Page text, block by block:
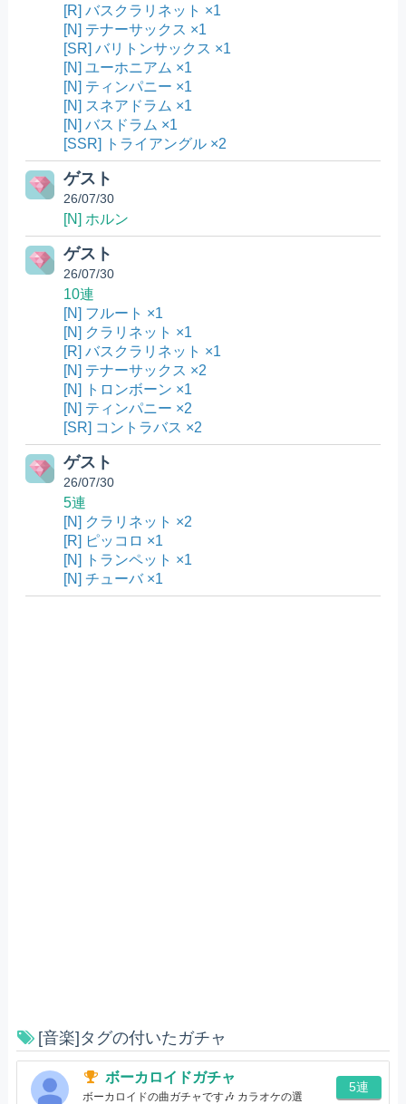
[R] バスクラリネット ×1
[N] テナーサックス ×1
[SR] バリトンサックス ×1
[N] ユーホニアム ×1
[N] ティンパニー ×1
[N] スネアドラム ×1
[N] バスドラム ×1
[SSR] トライアングル ×2
ゲスト
26/07/30
[N] ホルン
ゲスト
26/07/30
10連
[N] フルート ×1
[N] クラリネット ×1
[R] バスクラリネット ×1
[N] テナーサックス ×2
[N] トロンボーン ×1
[N] ティンパニー ×2
[SR] コントラバス ×2
ゲスト
26/07/30
5連
[N] クラリネット ×2
[R] ピッコロ ×1
[N] トランペット ×1
[N] チューバ ×1
[音楽]タグの付いたガチャ
ボーカロイドガチャ
ボーカロイドの曲ガチャです🎶 カラオケの選
5連